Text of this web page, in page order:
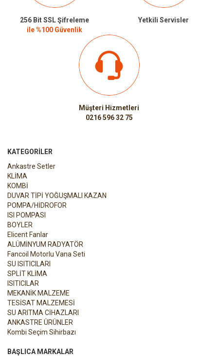
256 Bit SSL Şifreleme
ile %100 Güvenlik
Yetkili Servisler
Müşteri Hizmetleri
0216 596 32 75
KATEGORILER
Ankastre Setler
KLİMA
KOMBİ
DUVAR TİPİ YOĞUŞMALI KAZAN
POMPA/HİDROFOR
ISI POMPASI
BOYLER
Elicent Fanlar
ALÜMİNYUM RADYATÖR
Fancoil Motorlu Vana Seti
SU ISITICILARI
SPLİT KLİMA
ISITICILAR
MEKANİK MALZEME
TESİSAT MALZEMESİ
SU ARITMA CİHAZLARI
ANKASTRE ÜRÜNLER
Kombi Seçim Sihirbazı
BAŞLICA MARKALAR